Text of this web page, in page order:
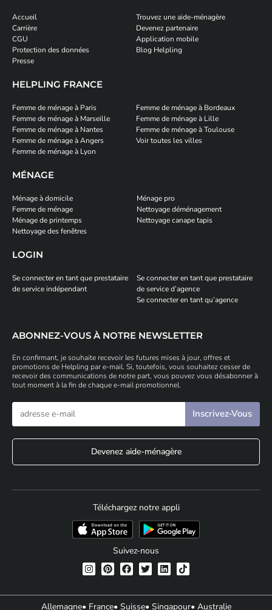
Accueil
Carrière
CGU
Protection des données
Presse
Trouvez une aide-ménagère
Devenez partenaire
Application mobile
Blog Helpling
HELPLING FRANCE
Femme de ménage à Paris
Femme de ménage à Marseille
Femme de ménage à Nantes
Femme de ménage à Angers
Femme de ménage à Lyon
Femme de ménage à Bordeaux
Femme de ménage à Lille
Femme de ménage à Toulouse
Voir toutes les villes
MÉNAGE
Ménage à domicile
Femme de ménage
Ménage de printemps
Nettoyage des fenêtres
Ménage pro
Nettoyage déménagement
Nettoyage canape tapis
LOGIN
Se connecter en tant que prestataire
de service indépendant
Se connecter en tant que prestataire
de service d’agence
Se connecter en tant qu’agence
ABONNEZ-VOUS À NOTRE NEWSLETTER
En confirmant, je souhaite recevoir les futures mises à jour, offres et
promotions de Helpling par e-mail. Si, toutefois, vous souhaitez cesser de
recevoir des communications de notre part, vous pouvez vous désabonner à
tout moment à la fin de chaque e-mail promotionnel.
Devenez aide-ménagère
Téléchargez notre appli
Suivez-nous
Allemagne• France• Suisse• Singapour• Australie